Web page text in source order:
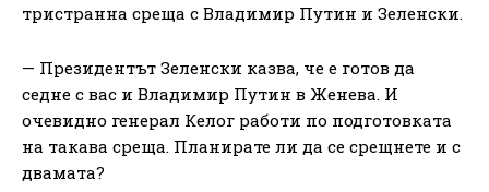
тристранна среща с Владимир Путин и Зеленски.
— Президентът Зеленски казва, че е готов да
седне с вас и Владимир Путин в Женева. И
очевидно генерал Келог работи по подготовката
на такава среща. Планирате ли да се срещнете и с
двамата?